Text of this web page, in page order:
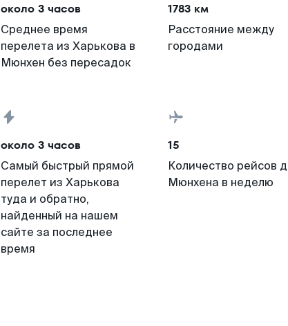
около 3 часов
Среднее время
перелета из Харькова в
Мюнхен без пересадок
1783 км
Расстояние между
городами
около 3 часов
Самый быстрый прямой
перелет из Харькова
туда и обратно,
найденный на нашем
сайте за последнее
время
15
Количество рейсов
Мюнхена в неделю